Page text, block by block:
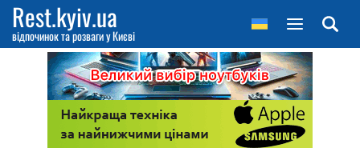
Rest.kyiv.ua
відпочинок та розваги у Києві